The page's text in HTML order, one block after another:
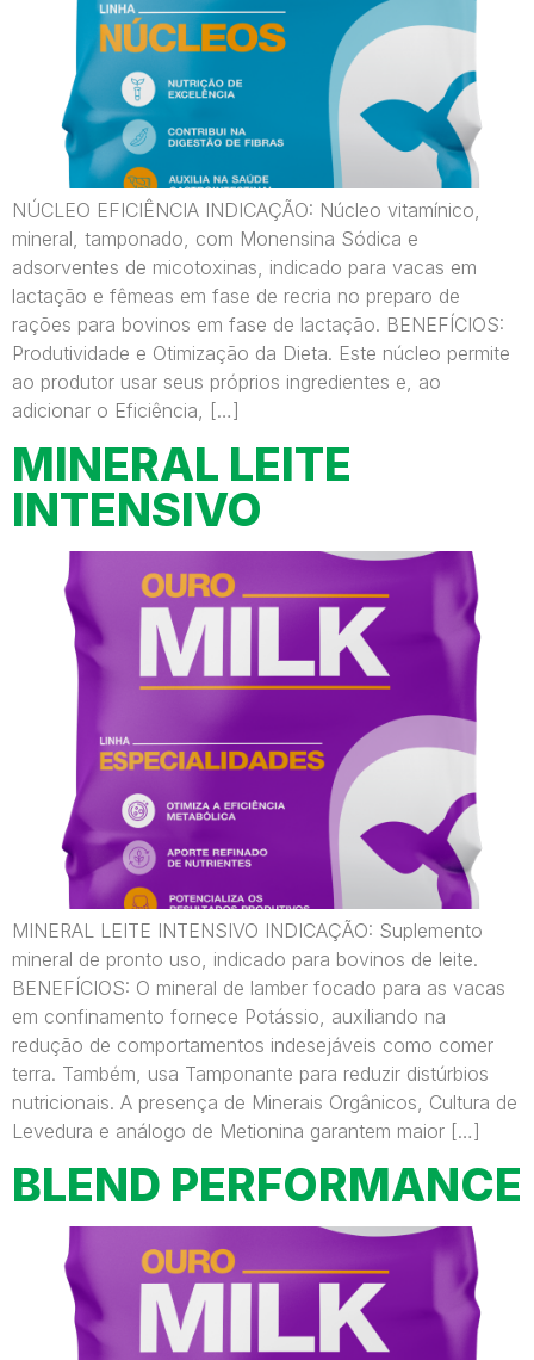
NÚCLEO EFICIÊNCIA INDICAÇÃO: Núcleo vitamínico,
mineral, tamponado, com Monensina Sódica e
adsorventes de micotoxinas, indicado para vacas em
lactação e fêmeas em fase de recria no preparo de
rações para bovinos em fase de lactação. BENEFÍCIOS:
Produtividade e Otimização da Dieta. Este núcleo permite
ao produtor usar seus próprios ingredientes e, ao
adicionar o Eficiência, […]
MINERAL LEITE
INTENSIVO
MINERAL LEITE INTENSIVO INDICAÇÃO: Suplemento
mineral de pronto uso, indicado para bovinos de leite.
BENEFÍCIOS: O mineral de lamber focado para as vacas
em confinamento fornece Potássio, auxiliando na
redução de comportamentos indesejáveis como comer
terra. Também, usa Tamponante para reduzir distúrbios
nutricionais. A presença de Minerais Orgânicos, Cultura de
Levedura e análogo de Metionina garantem maior […]
BLEND PERFORMANCE